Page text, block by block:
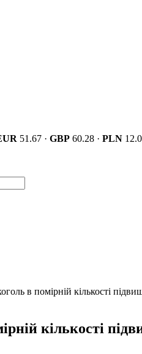
51.67 · GBP 60.28 · PLN
в помірній кількості
кількості